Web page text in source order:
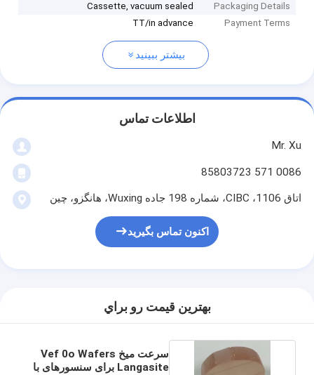
Packaging Details
Cassette, vacuum sealed
Payment Terms
TT/in advance
بیشتر ببینید
اطلاعات تماس
Mr. Xu
0086 571 85803723
اتاق 1106، CIBC، شماره 198 جاده Wuxing، هانگزو، چین
اکنون تماس بگیرید
بهترين قيمت رو براي
سرعت میخ Vef 0o Wafers
Langasite برای سنسورهای با